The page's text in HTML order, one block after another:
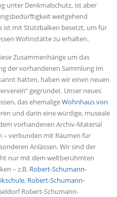
unter Denkmalschutz, ist aber
weitgehend
ist mit Stützbalken besetzt, um für
Wohnstätte zu erhalten.
Zusammenhänge um das
der vorhandenen Sammlung im
hatten, haben wir einen neuen
gegründet. Unser neues
das ehemaligeWohnhaus von
und darin eine würdige, museale
vorhandenen Archiv-Material
– verbunden mit Räumen für
Anlässen. Wir sind der
nur mit dem weltberühmten
– z.B. Robert-Schumann-
, Robert-Schumann-
Robert-Schumann-